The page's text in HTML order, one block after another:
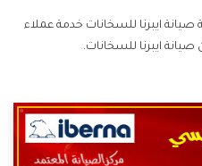
ايبرنا للسخانات خدمة عملاء
ايبرنا للسخانات.